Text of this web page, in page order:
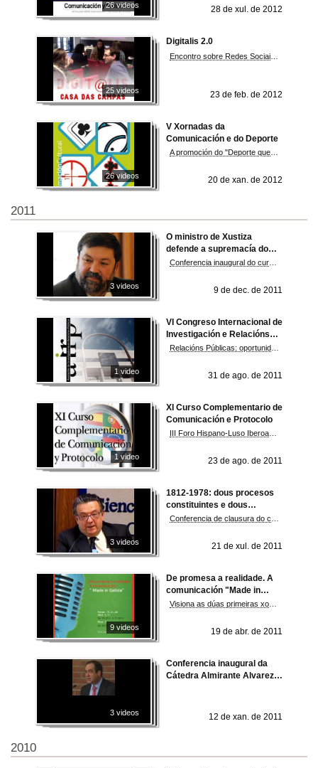
26 videos 28 de xul. de 2012
25 videos
Digitalis 2.0
23 de feb. de 2012
26 videos
V Xornadas da
Comunicación e do Deporte
20 de xan. de 2012
2011
3 videos
O ministro de Xustiza
defende a supremacía do
Estado sobre o mercado
9 de dec. de 2011
1 video
VI Congreso Internacional de
Investigación e Relacións
Públicas. AIRRPP
31 de ago. de 2011
1 video
XI Curso Complementario de
Comunicación e Protocolo
23 de ago. de 2011
3 videos
1812-1978: dous procesos
constituintes e dous
resultados diferentes
21 de xul. de 2011
9 videos
De promesa a realidade. A
comunicación "Made in
Galicia"
19 de abr. de 2011
3 videos
Conferencia inaugural da
Cátedra Almirante Alvarez
12 de xan. de 2011
2010